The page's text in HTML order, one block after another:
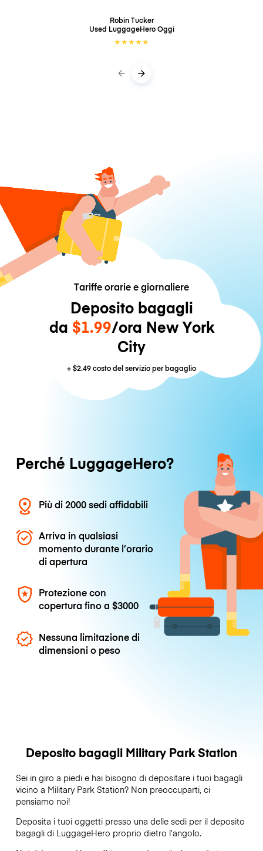
Robin Tucker
Used LuggageHeroOggi
★★★★★
Tariffe orarie e giornaliere
Deposito bagagli
da $1.99/ora New York
City
+$2.49costo del servizio per bagaglio
Perché LuggageHero?
Più di 2000 sedi affidabili
Arriva in qualsiasi
momento durante l’orario
di apertura
Protezione con
copertura fino a$3000
Nessuna limitazione di
dimensioni o peso
Deposito bagagli Military Park Station
Sei in giro a piedi e hai bisogno di depositare i tuoi bagagli
vicino a Military Park Station? Non preoccuparti, ci
pensiamo noi!
Deposita i tuoi oggetti presso una delle sedi per il deposito
bagagli di LuggageHero proprio dietro l’angolo.